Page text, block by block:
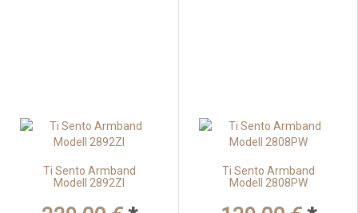
Ti Sento Armband
Modell 2892ZI
Ti Sento Armband
Modell 2808PW